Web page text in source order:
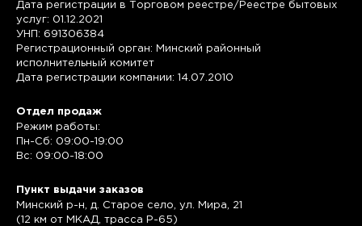
Дата регистрации в Торговом реестре/Реестре бытовых
услуг: 01.12.2021
УНП: 691306384
Регистрационный орган: Минский районный
исполнительный комитет
Дата регистрации компании: 14.07.2010
Отдел продаж
Режим работы:
Пн-Сб: 09:00-19:00
Вс: 09:00-18:00
Пункт выдачи заказов
Минский р-н, д. Старое село, ул. Мира, 21
(12 км от МКАД, трасса P-65)